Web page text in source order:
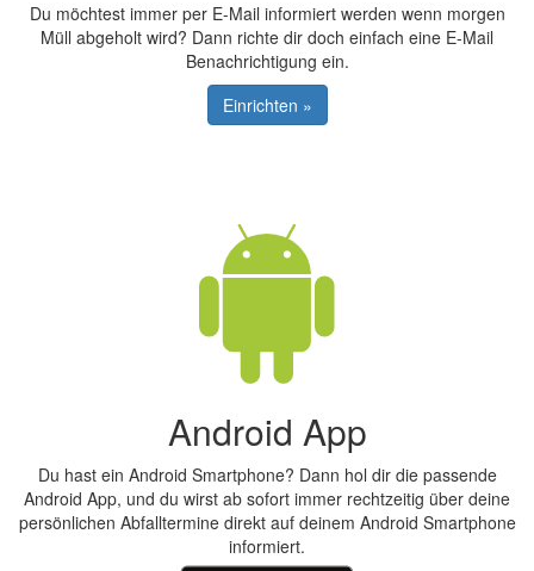
Du möchtest immer per E-Mail informiert werden wenn morgen
Müll abgeholt wird? Dann richte dir doch einfach eine E-Mail
Benachrichtigung ein.
Einrichten »
Android App
Du hast ein Android Smartphone? Dann hol dir die passende
Android App, und du wirst ab sofort immer rechtzeitig über deine
persönlichen Abfalltermine direkt auf deinem Android Smartphone
informiert.